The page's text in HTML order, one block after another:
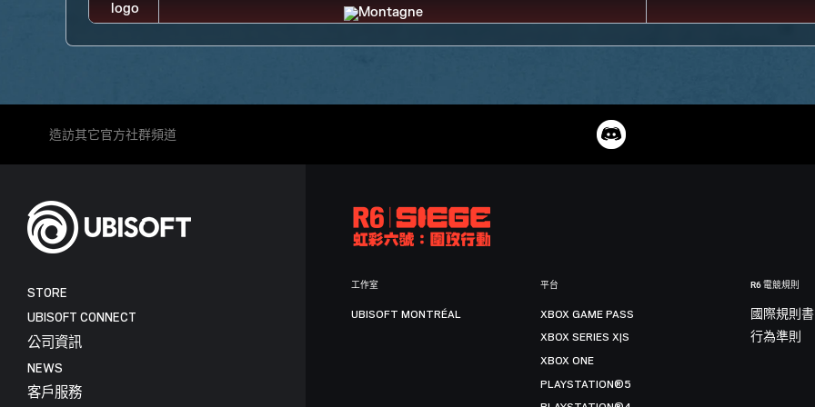
造訪其它官方社群頻道
STORE
UBISOFT CONNECT
公司資訊
NEWS
客戶服務
工作室
UBISOFT MONTRÉAL
平台
XBOX GAME PASS
XBOX SERIES X|S
XBOX ONE
PLAYSTATION®5
R6 電競規則
國際規則書
行為準則